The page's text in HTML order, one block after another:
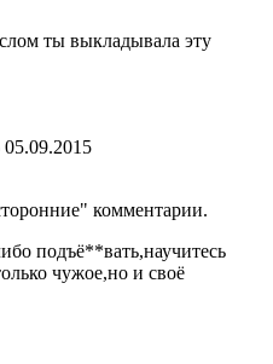
ты выкладывала эту
05.09.2015
комментарии.
подъё**вать,научитесь
чужое,но и своё